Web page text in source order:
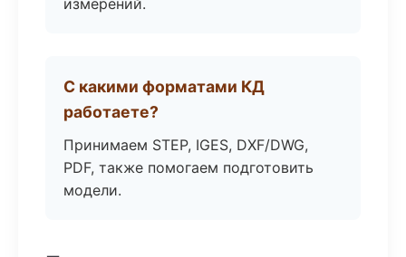
измерений.
С какими форматами КД
работаете?
Принимаем STEP, IGES, DXF/DWG,
PDF, также помогаем подготовить
модели.